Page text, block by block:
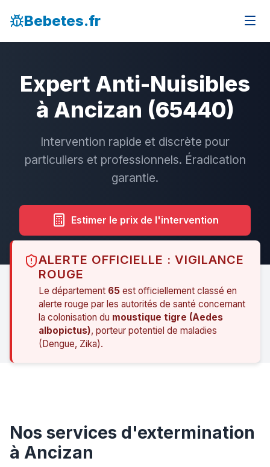
Bebetes.fr
Expert Anti-Nuisibles
à Ancizan (65440)
Intervention rapide et discrète pour
particuliers et professionnels. Éradication
garantie.
Estimer le prix de l'intervention
ALERTE OFFICIELLE : VIGILANCE
ROUGE
Le département 65 est officiellement classé en
alerte rouge par les autorités de santé concernant
la colonisation du moustique tigre (Aedes
albopictus), porteur potentiel de maladies
(Dengue, Zika).
Nos services d'extermination
à Ancizan